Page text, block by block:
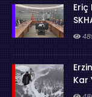
Eriç
Kar